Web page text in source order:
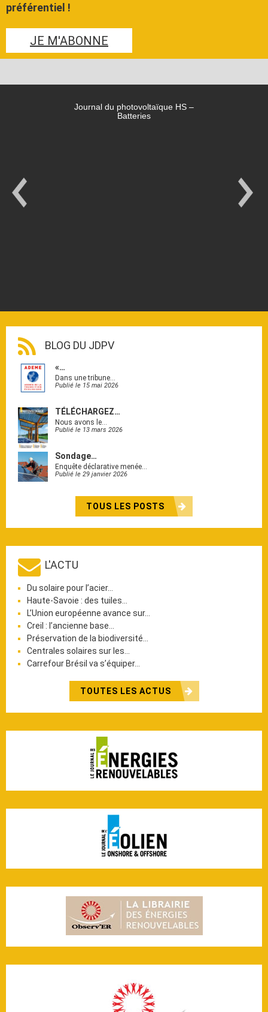
préférentiel !
JE M'ABONNE
Journal du photovoltaïque HS –
Batteries
BLOG DU JDPV
«…
Dans une tribune…
Publié le 15 mai 2026
TÉLÉCHARGEZ…
Nous avons le…
Publié le 13 mars 2026
Sondage…
Enquête déclarative menée…
Publié le 29 janvier 2026
TOUS LES POSTS
L'ACTU
Du solaire pour l’acier…
Haute-Savoie : des tuiles…
L’Union européenne avance sur…
Creil : l’ancienne base…
Préservation de la biodiversité…
Centrales solaires sur les…
Carrefour Brésil va s’équiper…
TOUTES LES ACTUS